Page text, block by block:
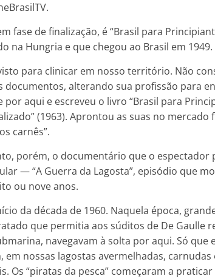
fase de finalização, é “Brasil para
na Hungria e que chegou ao Brasil em 1949.
para clinicar em nosso território. Não
documentos, alterando sua profissão para
por aqui e escreveu o livro “Brasil para
(1963). Aprontou as suas no mercado
carnês”.
porém, o documentário que o espectador
— “A Guerra da Lagosta”, episódio que
ou nove anos.
da década de 1960. Naquela época,
que permitia aos súditos de De Gaulle
navegavam à solta por aqui. Só que
em nossas lagostas avermelhadas,
Os “piratas da pesca” começaram a